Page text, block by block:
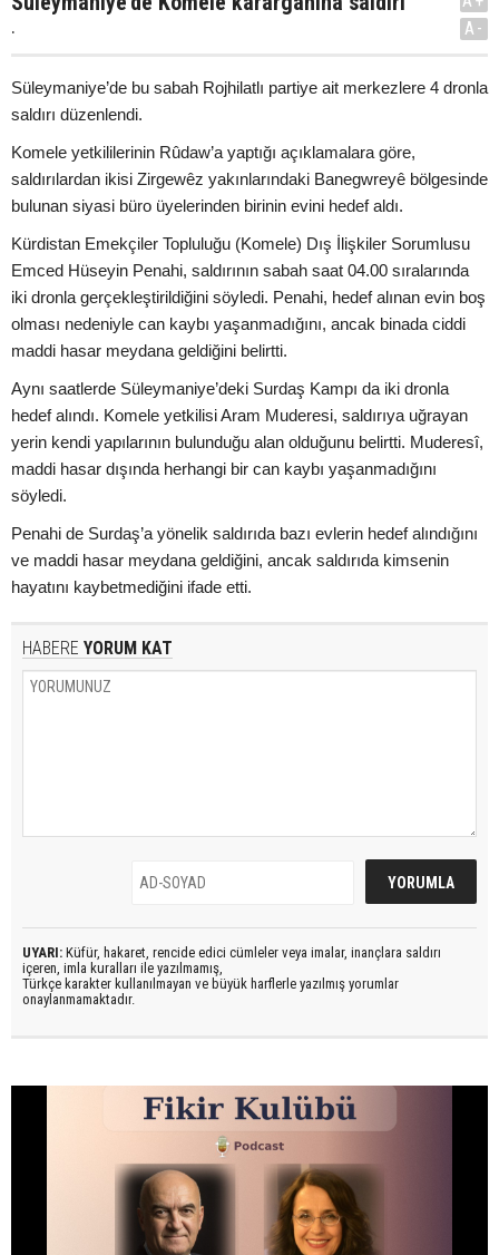
.
A-
Süleymaniye’de bu sabah Rojhilatlı partiye ait merkezlere 4 dronla
saldırı düzenlendi.
Komele yetkililerinin Rûdaw’a yaptığı açıklamalara göre,
saldırılardan ikisi Zirgewêz yakınlarındaki Banegwreyê bölgesinde
bulunan siyasi büro üyelerinden birinin evini hedef aldı.
Kürdistan Emekçiler Topluluğu (Komele) Dış İlişkiler Sorumlusu
Emced Hüseyin Penahi, saldırının sabah saat 04.00 sıralarında
iki dronla gerçekleştirildiğini söyledi. Penahi, hedef alınan evin boş
olması nedeniyle can kaybı yaşanmadığını, ancak binada ciddi
maddi hasar meydana geldiğini belirtti.
Aynı saatlerde Süleymaniye’deki Surdaş Kampı da iki dronla
hedef alındı. Komele yetkilisi Aram Muderesi, saldırıya uğrayan
yerin kendi yapılarının bulunduğu alan olduğunu belirtti. Muderesî,
maddi hasar dışında herhangi bir can kaybı yaşanmadığını
söyledi.
Penahi de Surdaş’a yönelik saldırıda bazı evlerin hedef alındığını
ve maddi hasar meydana geldiğini, ancak saldırıda kimsenin
hayatını kaybetmediğini ifade etti.
HABERE YORUM KAT
UYARI: Küfür, hakaret, rencide edici cümleler veya imalar, inançlara saldırı
içeren, imla kuralları ile yazılmamış,
Türkçe karakter kullanılmayan ve büyük harflerle yazılmış yorumlar
onaylanmamaktadır.